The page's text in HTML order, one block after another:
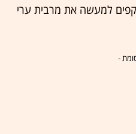
למעשה את מרבית ערי
-